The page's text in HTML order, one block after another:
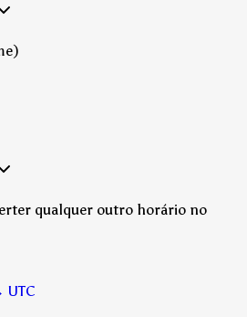
qualquer outro horário no
UTC